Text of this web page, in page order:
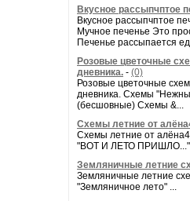
Вкусное рассыпчптое
Вкусное рассыпчптое
Мучное печенье Это
Печенье рассыпается
Розовые цветочные
дневника. - (0)
Розовые цветочные
дневника. Схемы
(бесшовные) Схемы &...
Схемы летние от
Схемы летние от
"ВОТ И ЛЕТО ПРИШЛО..."
Земляничные летние
Земляничные летние
"Земляничное лето" ...